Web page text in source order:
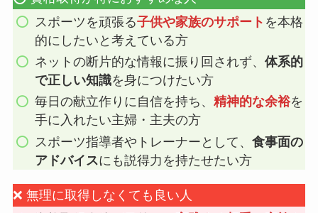
スポーツを頑張る子供や家族のサポート を本格
的にしたいと考えている方
ネットの断片的な情報に振り回されず、体系的
で正しい知識を身につけたい方
毎日の献立作りに自信を持ち、精神的な余裕を
手に入れたい主婦・主夫の方
スポーツ指導者やトレーナーとして、食事面の
アドバイスにも説得力を持たせたい方
❌ 無理に取得しなくても良い人